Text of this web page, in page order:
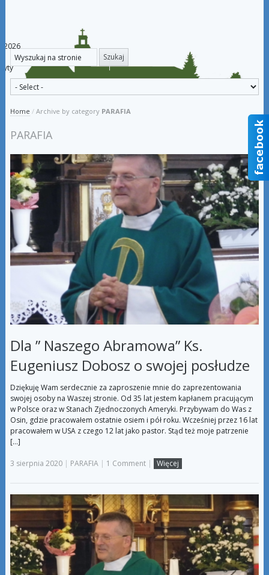
2026
Home / Archive by category PARAFIA
PARAFIA
Dla ” Naszego Abramowa” Ks.
Eugeniusz Dobosz o swojej posłudze
Dziękuję Wam serdecznie za zaproszenie mnie do zaprezentowania
swojej osoby na Waszej stronie. Od 35 lat jestem kapłanem pracującym
w Polsce oraz w Stanach Zjednoczonych Ameryki. Przybywam do Was z
Osin, gdzie pracowałem ostatnie osiem i pół roku. Wcześniej przez 16 lat
pracowałem w USA z czego 12 lat jako pastor. Stąd też moje patrzenie
[…]
3 sierpnia 2020| PARAFIA | 1 Comment | Więcej